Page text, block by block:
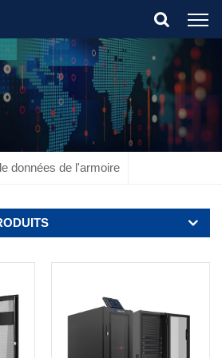
You Looking For?
données de l'armoire